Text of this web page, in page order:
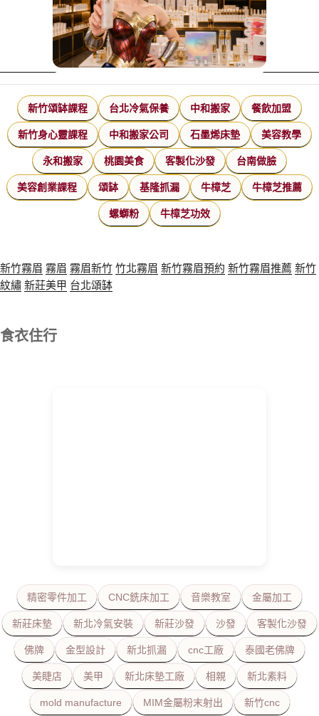
新竹頌缽課程 台北冷氣保養 中和搬家 餐飲加盟
新竹身心靈課程 中和搬家公司 石墨烯床墊 美容教學
永和搬家 桃園美食 客製化沙發 台南做臉
美容創業課程 頌缽 基隆抓漏 牛樟芝 牛樟芝推薦
螺螄粉 牛樟芝功效
新竹霧眉 霧眉 霧眉新竹竹北霧眉 新竹霧眉預約 新竹霧眉推薦 新竹
紋繡新莊美甲 台北頌缽
食衣住行
精密零件加工 CNC銑床加工 音樂教室 金屬加工
新莊床墊 新北冷氣安裝 新莊沙發 沙發 客製化沙發
佛牌 金型設計 新北抓漏 cnc工廠 泰國老佛牌
美睫店 美甲 新北床墊工廠 相親 新北素料
mold manufacture MIM金屬粉末射出 新竹cnc